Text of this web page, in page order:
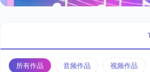
所有作品 音频作品 视频作品